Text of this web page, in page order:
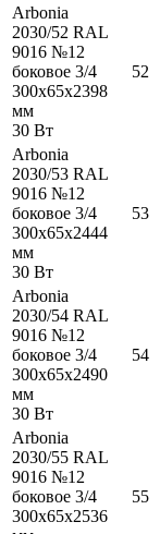
Arbonia
2030/52 RAL
9016 №12
боковое 3/4
300x65x2398
мм
30 Вт
52
Arbonia
2030/53 RAL
9016 №12
боковое 3/4
300x65x2444
мм
30 Вт
53
Arbonia
2030/54 RAL
9016 №12
боковое 3/4
300x65x2490
мм
30 Вт
54
Arbonia
2030/55 RAL
9016 №12
боковое 3/4
300x65x2536
55